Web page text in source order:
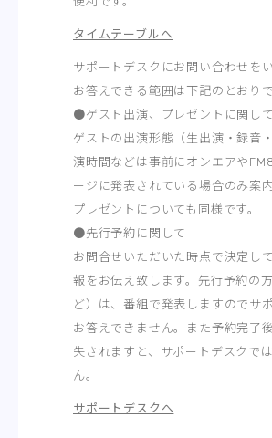
タイムテーブルへ
サポートデスクにお問い合わせを
お答えできる範囲は下記のとおりで
●ゲスト出演、プレゼントに関して
ゲストの出演形態（生出演・録音
演時間などは事前にオンエアや
ージに発表されている場合のみ案
プレゼントについても同様です。
●先行予約に関して
お問合せいただいた時点で決定し
報をお伝え致します。先行予約の
ど）は、番組で発表しますのでサ
お答えできません。また予約完了
失されますと、サポートデスクで
ん。
サポートデスクへ